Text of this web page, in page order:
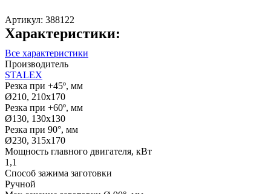
Артикул: 388122
Характеристики:
Все характеристики
Производитель
STALEX
Резка при +45º, мм
Ø210, 210x170
Резка при +60º, мм
Ø130, 130x130
Резка при 90°, мм
Ø230, 315x170
Мощность главного двигателя, кВт
1,1
Способ зажима заготовки
Ручной